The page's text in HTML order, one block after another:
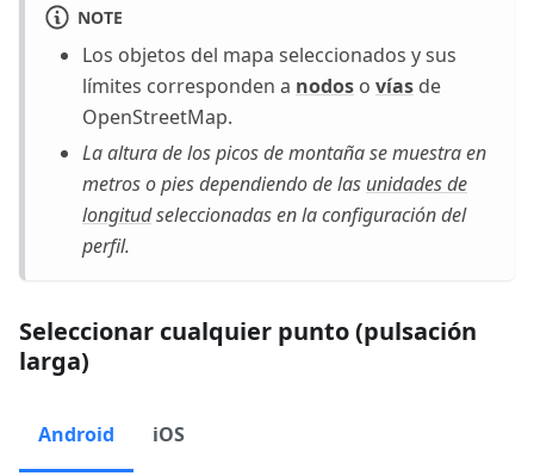
NOTE
Los objetos del mapa seleccionados y sus
límites corresponden a nodos o vías de
OpenStreetMap.
La altura de los picos de montaña se muestra en
metros o pies dependiendo de las unidades de
longitudseleccionadas en la configuración del
perfil.
Seleccionar cualquier punto (pulsación
larga)
Android iOS